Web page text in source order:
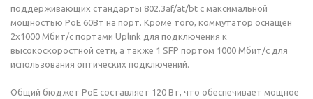
поддерживающих стандарты 802.3af/at/bt с максимальной
мощностью PoE 60Вт на порт. Кроме того, коммутатор оснащен
2x1000 Мбит/с портами Uplink для подключения к
высокоскоростной сети, а также 1 SFP портом 1000 Мбит/с для
использования оптических подключений.
Общий бюджет PoE составляет 120 Вт, что обеспечивает мощное